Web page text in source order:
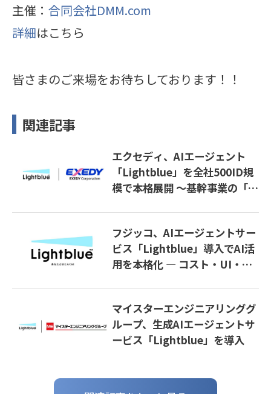
主催： 合同会社DMM.com
詳細はこちら
皆さまのご来場をお待ちしております！！
関連記事
エクセディ、AIエージェント
「Lightblue」を全社500ID規
模で本格展開 〜基幹事業の「稼
フジッコ、AIエージェントサー
ビス「Lightblue」導入でAI活
用を本格化 ― コスト・UI・セ
マイスターエンジニアリンググ
ループ、生成AIエージェントサ
ービス「Lightblue」を導入